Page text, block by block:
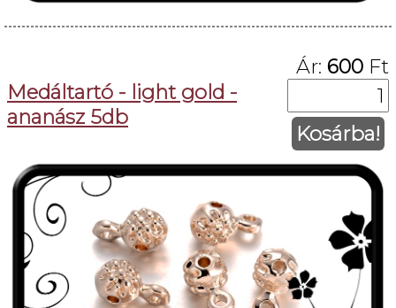
Medáltartó - light gold -
ananász 5db
Ár: 600 Ft
Kosárba!